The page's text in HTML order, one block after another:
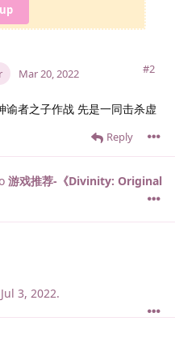
#2
Mar 20, 2022
谕者之子作战 先是一同击杀虚
Reply
游戏推荐-《Divinity: Original
Jul 3, 2022.